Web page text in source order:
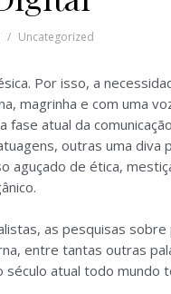
Uncategorized
Por isso, a
magrinha e com uma
atual da
outras uma diva
aguçado de ética,
as pesquisas
entre tantas outras
atual todo mundo